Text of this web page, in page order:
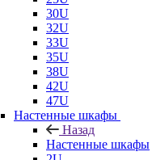
30U
32U
33U
35U
38U
42U
47U
Настенные шкафы
Назад
Настенные шкафы